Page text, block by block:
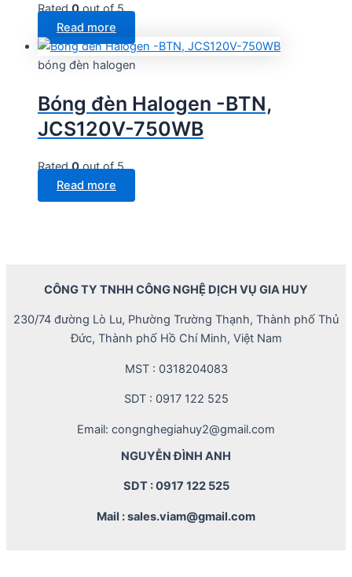
Rated0out of 5
Read more
bóng đèn halogen
Bóng đèn Halogen -BTN,
JCS120V-750WB
Rated0out of 5
Read more
CÔNG TY TNHH CÔNG NGHỆ DỊCH VỤ GIA HUY
230/74 đường Lò Lu, Phường Trường Thạnh, Thành phố Thủ
Đức, Thành phố Hồ Chí Minh, Việt Nam
MST : 0318204083
SDT : 0917 122 525
Email: congnghegiahuy2@gmail.com
NGUYỄN ĐÌNH ANH
SDT : 0917 122 525
Mail : sales.viam@gmail.com